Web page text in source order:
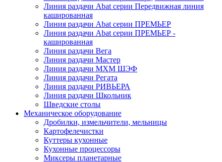
Линия раздачи Abat серии Передвижная линия
кашированная
Линия раздачи Abat серии ПРЕМЬЕР
Линия раздачи Abat серии ПРЕМЬЕР -
кашированная
Линия раздачи Вега
Линия раздачи Мастер
Линия раздачи МХМ ШЭФ
Линия раздачи Регата
Линия раздачи РИВЬЕРА
Линия раздачи Школьник
Шведские столы
Механическое оборудование
Дробилки, измельчители, мельницы
Картофелечистки
Куттеры кухонные
Кухонные процессоры
Миксеры планетарные